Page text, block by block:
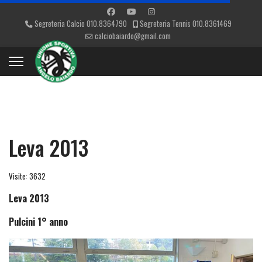
Segreteria Calcio 010.8364790
Segreteria Tennis 010.8361469
calciobaiardo@gmail.com
Leva 2013
Visite: 3632
Leva 2013
Pulcini 1° anno